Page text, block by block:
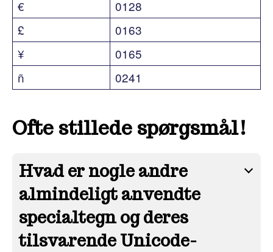
€
0128
£
0163
¥
0165
ñ
0241
Ofte stillede spørgsmål!
Hvad er nogle andre
almindeligt anvendte
specialtegn og deres
tilsvarende Unicode-